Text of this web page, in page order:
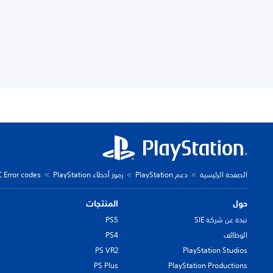
الصفحة الرئيسية دعم PlayStation رموز أخطاء PlayStation Error codes
حول
نبذة عن شركة SIE
الوظائف
PlayStation Studios
PlayStation Productions
المنتجات
PS5
PS4
PS VR2
PS Plus